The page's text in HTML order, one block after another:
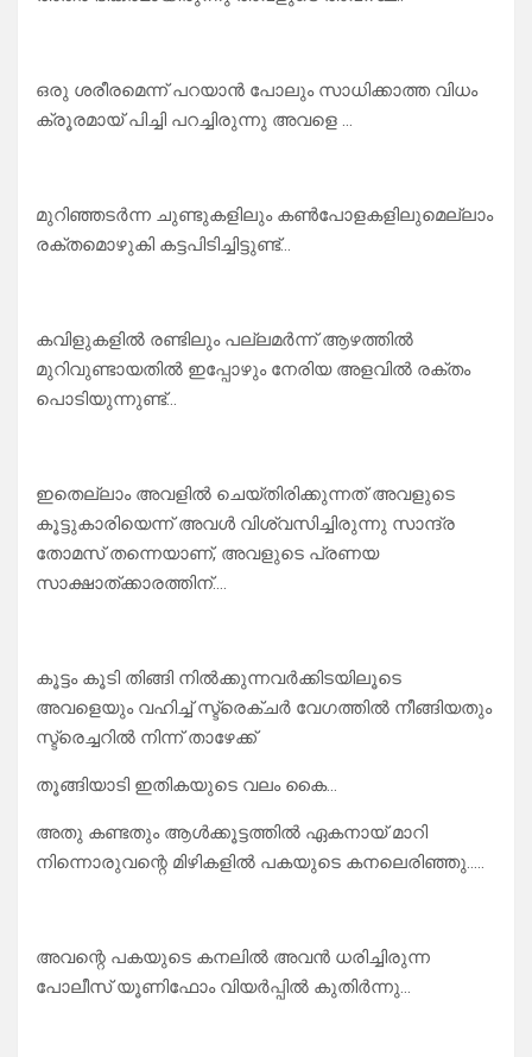
ഒരു ശരീരമെന്ന് പറയാൻ പോലും സാധിക്കാത്ത വിധം
ക്രൂരമായ് പിച്ചി പറച്ചിരുന്നു അവളെ …
മുറിഞ്ഞടർന്ന ചുണ്ടുകളിലും കൺപോളകളിലുമെല്ലാം
രക്തമൊഴുകി കട്ടപിടിച്ചിട്ടുണ്ട്…
കവിളുകളിൽ രണ്ടിലും പല്ലമർന്ന് ആഴത്തിൽ
മുറിവുണ്ടായതിൽ ഇപ്പോഴും നേരിയ അളവിൽ രക്തം
പൊടിയുന്നുണ്ട്…
ഇതെല്ലാം അവളിൽ ചെയ്തിരിക്കുന്നത് അവളുടെ
കൂട്ടുകാരിയെന്ന് അവൾ വിശ്വസിച്ചിരുന്നു സാന്ദ്ര
തോമസ് തന്നെയാണ്, അവളുടെ പ്രണയ
സാക്ഷാത്ക്കാരത്തിന്….
കൂട്ടം കൂടി തിങ്ങി നിൽക്കുന്നവർക്കിടയിലൂടെ
അവളെയും വഹിച്ച് സ്ട്രെക്ചർ വേഗത്തിൽ നീങ്ങിയതും
സ്ട്രെച്ചറിൽ നിന്ന് താഴേക്ക്
തൂങ്ങിയാടി ഇതികയുടെ വലം കൈ…
അതു കണ്ടതും ആൾക്കൂട്ടത്തിൽ ഏകനായ് മാറി
നിന്നൊരുവന്റെ മിഴികളിൽ പകയുടെ കനലെരിഞ്ഞു…..
അവന്റെ പകയുടെ കനലിൽ അവൻ ധരിച്ചിരുന്ന
പോലീസ് യൂണിഫോം വിയർപ്പിൽ കുതിർന്നു…